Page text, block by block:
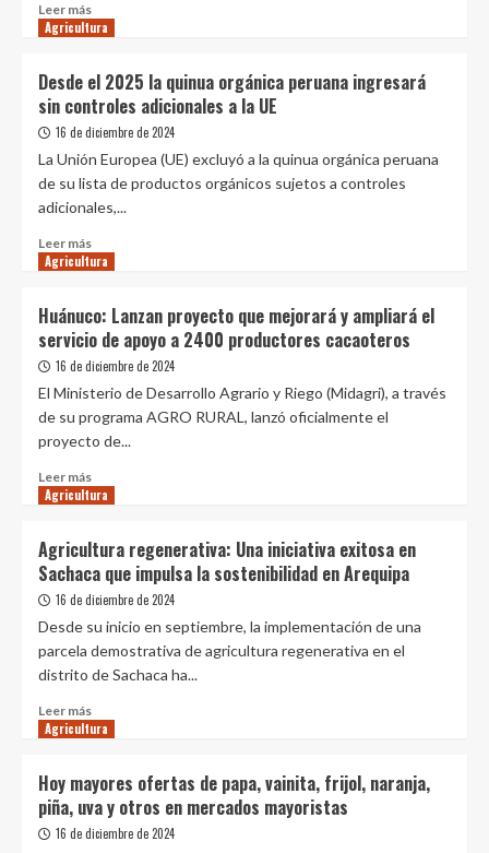
industria
alimentaria?
Leer más
más
Seguro
Agrícola
indemnizó
productores
de
afectados
por
plagas
e
incendios
un
millón
de
Agricultura
Desde el 2025 la quinua orgánica peruana ingresará
sin controles adicionales a la UE
16 de diciembre de 2024
La Unión Europea (UE) excluyó a la quinua orgánica peruana
de su lista de productos orgánicos sujetos a controles
adicionales,...
Leer más
más
el
2025
la
quinua
peruana
ingresará
controles
adicionales
la
UE
Agricultura
Huánuco: Lanzan proyecto que mejorará y ampliará el
servicio de apoyo a 2400 productores cacaoteros
16 de diciembre de 2024
El Ministerio de Desarrollo Agrario y Riego (Midagri), a través
de su programa AGRO RURAL, lanzó oficialmente el
proyecto de...
Leer más
más
Lanzan
proyecto
que
mejorará
ampliará
el
de
apoyo
2400
productores
cacaoteros
Agricultura
Agricultura regenerativa: Una iniciativa exitosa en
Sachaca que impulsa la sostenibilidad en Arequipa
16 de diciembre de 2024
Desde su inicio en septiembre, la implementación de una
parcela demostrativa de agricultura regenerativa en el
distrito de Sachaca ha...
Leer más
más
regenerativa:
Una
iniciativa
Agricultura
Hoy mayores ofertas de papa, vainita, frijol, naranja,
piña, uva y otros en mercados mayoristas
16 de diciembre de 2024